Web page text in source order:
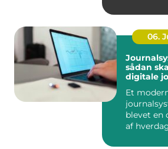
06.
sådan
digitale
Et
blevet en
af